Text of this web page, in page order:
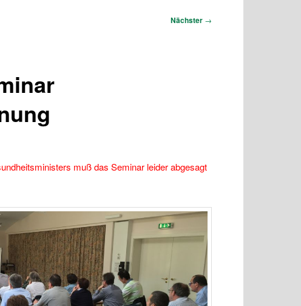
Nächster →
muß das Seminar leider abgesagt